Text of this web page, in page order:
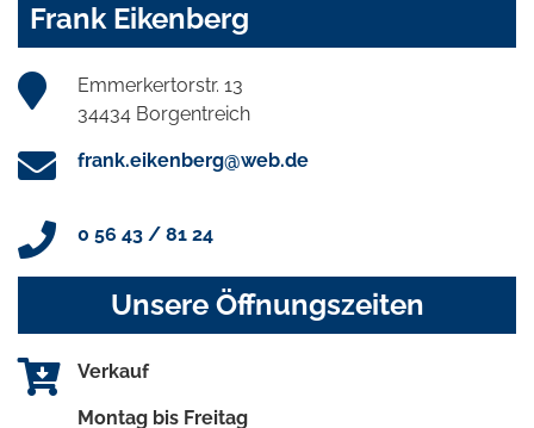
Frank Eikenberg
Emmerkertorstr. 13
34434 Borgentreich
frank.eikenberg@web.de
0 56 43 / 81 24
Unsere Öffnungszeiten
Verkauf
Montag bis Freitag